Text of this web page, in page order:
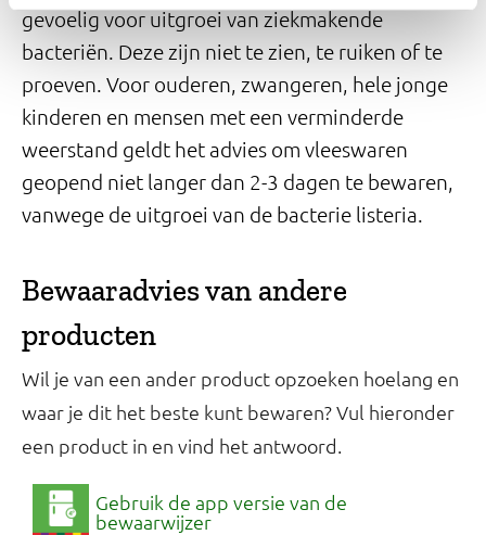
gevoelig voor uitgroei van ziekmakende
bacteriën. Deze zijn niet te zien, te ruiken of te
proeven. Voor ouderen, zwangeren, hele jonge
kinderen en mensen met een verminderde
weerstand geldt het advies om vleeswaren
geopend niet langer dan 2-3 dagen te bewaren,
vanwege de uitgroei van de bacterie listeria.
Bewaaradvies van andere
producten
Wil je van een ander product opzoeken hoelang en
waar je dit het beste kunt bewaren? Vul hieronder
een product in en vind het antwoord.
Gebruik de app versie van de
bewaarwijzer